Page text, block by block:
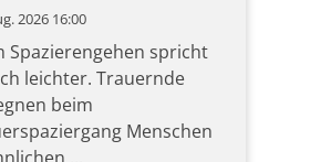
2026 16:00
Spazierengehen spricht
leichter. Trauernde
beim
Menschen